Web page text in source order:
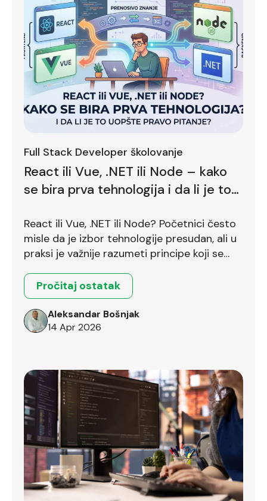
Full Stack Developer školovanje
React ili Vue, .NET ili Node – kako
se bira prva tehnologija i da li je to
React ili Vue, .NET ili Node? Početnici često
misle da je izbor tehnologije presudan, ali u
praksi je važnije razumeti principe koji se
Pročitaj ostatak
Aleksandar Bošnjak
14 Apr 2026